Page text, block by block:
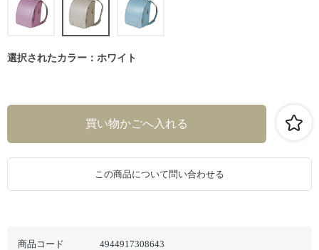
商品コード 4944917308643
選択されたカラー：ホワイト
この商品について問い合わせる